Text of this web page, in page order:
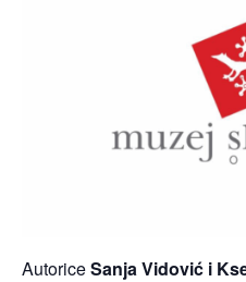
AutoriceSanja Vidović i